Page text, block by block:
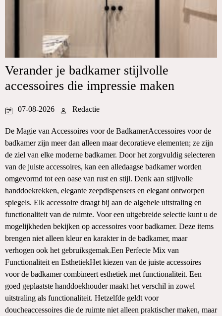
Verander je badkamer stijlvolle
accessoires die impressie maken
07-08-2026 Redactie
De Magie van Accessoires voor de BadkamerAccessoires voor de
badkamer zijn meer dan alleen maar decoratieve elementen; ze zijn
de ziel van elke moderne badkamer. Door het zorgvuldig selecteren
van de juiste accessoires, kan een alledaagse badkamer worden
omgevormd tot een oase van rust en stijl. Denk aan stijlvolle
handdoekrekken, elegante zeepdispensers en elegant ontworpen
spiegels. Elk accessoire draagt bij aan de algehele uitstraling en
functionaliteit van de ruimte. Voor een uitgebreide selectie kunt u de
mogelijkheden bekijken op accessoires voor badkamer. Deze items
brengen niet alleen kleur en karakter in de badkamer, maar
verhogen ook het gebruiksgemak.Een Perfecte Mix van
Functionaliteit en EsthetiekHet kiezen van de juiste accessoires
voor de badkamer combineert esthetiek met functionaliteit. Een
goed geplaatste handdoekhouder maakt het verschil in zowel
uitstraling als functionaliteit. Hetzelfde geldt voor
doucheaccessoires die de ruimte niet alleen praktischer maken, maar